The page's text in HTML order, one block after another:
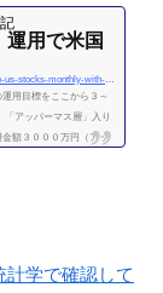
運用で米国
https://kouhaitou-ikeyan.com/you-can-automatically-purchase-us-stocks-monthly-with-upper-mass-management
用目標をここから３～
「アッパーマス層」入り
額３０００万円（アッ
学で確認して